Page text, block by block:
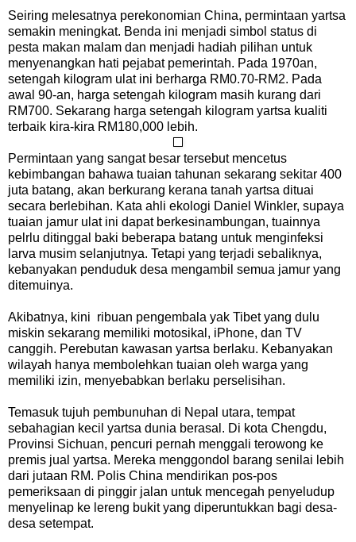
Seiring melesatnya perekonomian China, permintaan yartsa
semakin meningkat. Benda ini menjadi simbol status di
pesta makan malam dan menjadi hadiah pilihan untuk
menyenangkan hati pejabat pemerintah. Pada 1970an,
setengah kilogram ulat ini berharga RM0.70-RM2. Pada
awal 90-an, harga setengah kilogram masih kurang dari
RM700. Sekarang harga setengah kilogram yartsa kualiti
terbaik kira-kira RM180,000 lebih.
Permintaan yang sangat besar tersebut mencetus
kebimbangan bahawa tuaian tahunan sekarang sekitar 400
juta batang, akan berkurang kerana tanah yartsa dituai
secara berlebihan. Kata ahli ekologi Daniel Winkler, supaya
tuaian jamur ulat ini dapat berkesinambungan, tuainnya
pelrlu ditinggal baki beberapa batang untuk menginfeksi
larva musim selanjutnya. Tetapi yang terjadi sebaliknya,
kebanyakan penduduk desa mengambil semua jamur yang
ditemuinya.
Akibatnya, kini ribuan pengembala yak Tibet yang dulu
miskin sekarang memiliki motosikal, iPhone, dan TV
canggih. Perebutan kawasan yartsa berlaku. Kebanyakan
wilayah hanya membolehkan tuaian oleh warga yang
memiliki izin, menyebabkan berlaku perselisihan.
Temasuk tujuh pembunuhan di Nepal utara, tempat
sebahagian kecil yartsa dunia berasal. Di kota Chengdu,
Provinsi Sichuan, pencuri pernah menggali terowong ke
premis jual yartsa. Mereka menggondol barang senilai lebih
dari jutaan RM. Polis China mendirikan pos-pos
pemeriksaan di pinggir jalan untuk mencegah penyeludup
menyelinap ke lereng bukit yang diperuntukkan bagi desa-
desa setempat.